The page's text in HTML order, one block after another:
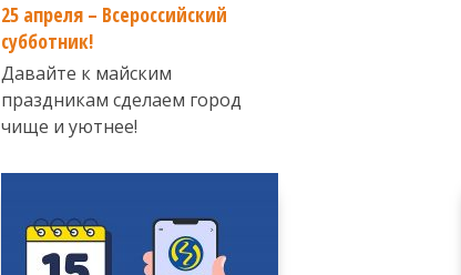
25 апреля – Всероссийский
субботник!
Давайте к майским
праздникам сделаем город
чище и уютнее!